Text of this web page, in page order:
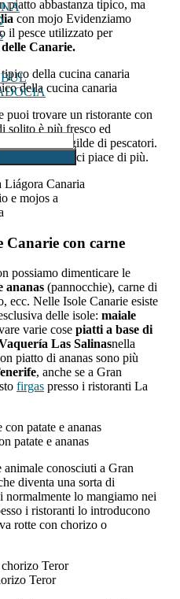
piatto abbastanza tipico, ma
con mojo Evidenziamo
il pesce utilizzato per
Canarie.
della cucina canaria
puoi trovare un ristorante con
solito è più fresco ed
e/o nelle gilde di pescatori.
Canaria che ci piace di più.
e mojos a
Canarie con carne
possiamo dimenticare le
ananas (pannocchie), carne di
ecc. Nelle Isole Canarie esiste
delle isole: maiale
varie cose piatti a base di
Las Salinasnella
piatto di ananas sono più
, anche se a Gran
firgas presso i ristoranti La
patate e ananas
conosciuti a Gran
diventa una sorta di
normalmente lo mangiamo nei
i ristoranti lo introducono
rotte con chorizo ​​o
Teror